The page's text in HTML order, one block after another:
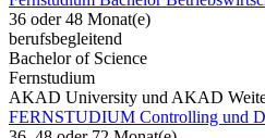
36 oder 48 Monat(e)
berufsbegleitend
Bachelor of Science
Fernstudium
AKAD University und AKAD
FERNSTUDIUM Controlling und